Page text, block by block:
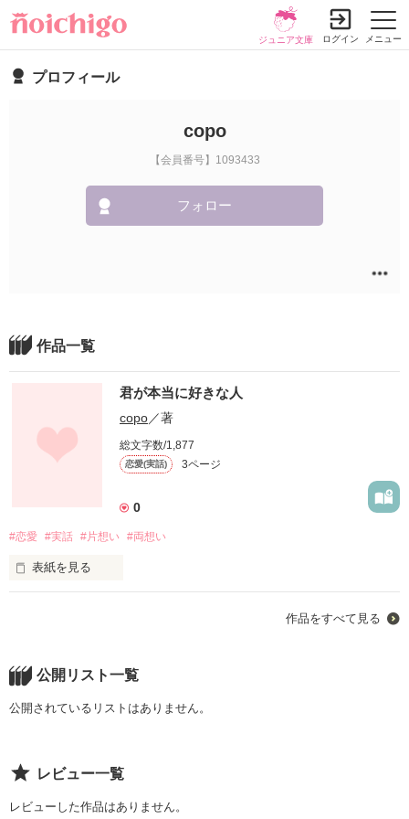
メニュー
ジュニア文庫 ログイン
プロフィール
copo
【会員番号】1093433
フォロー
作品一覧
君が本当に好きな人
copo／著
総文字数/1,877
恋愛(実話) 3ページ
0
#恋愛 #実話 #片想い #両想い
表紙を見る
小学四年生 。
作品をすべて見る
公開リスト一覧
公開されているリストはありません。
レビュー一覧
レビューした作品はありません。